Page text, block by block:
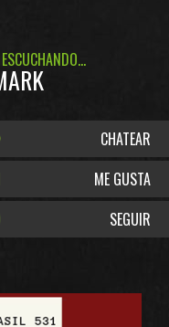
CHATEAR
ME GUSTA
SEGUIR